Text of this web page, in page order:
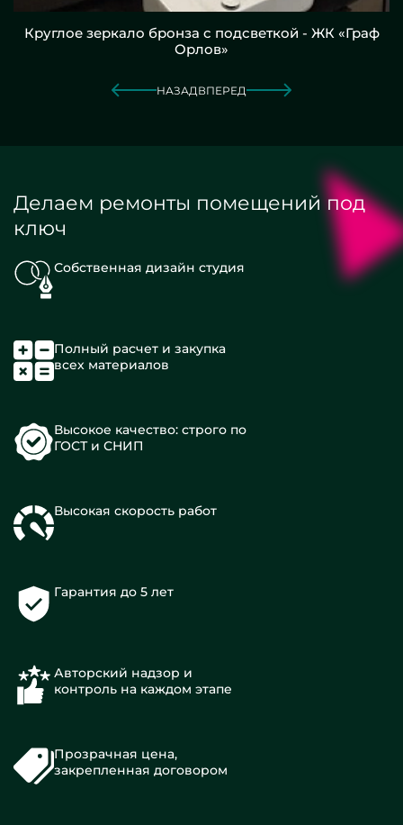
Круглое зеркало бронза с подсветкой - ЖК «Граф
Орлов»
НАЗАД ВПЕРЕД
Делаем ремонты помещений под
ключ
Собственная дизайн студия
Полный расчет и закупка
всех материалов
Высокое качество: строго по
ГОСТ и СНИП
Высокая скорость работ
Гарантия до 5 лет
Авторский надзор и
контроль на каждом этапе
Прозрачная цена,
закрепленная договором